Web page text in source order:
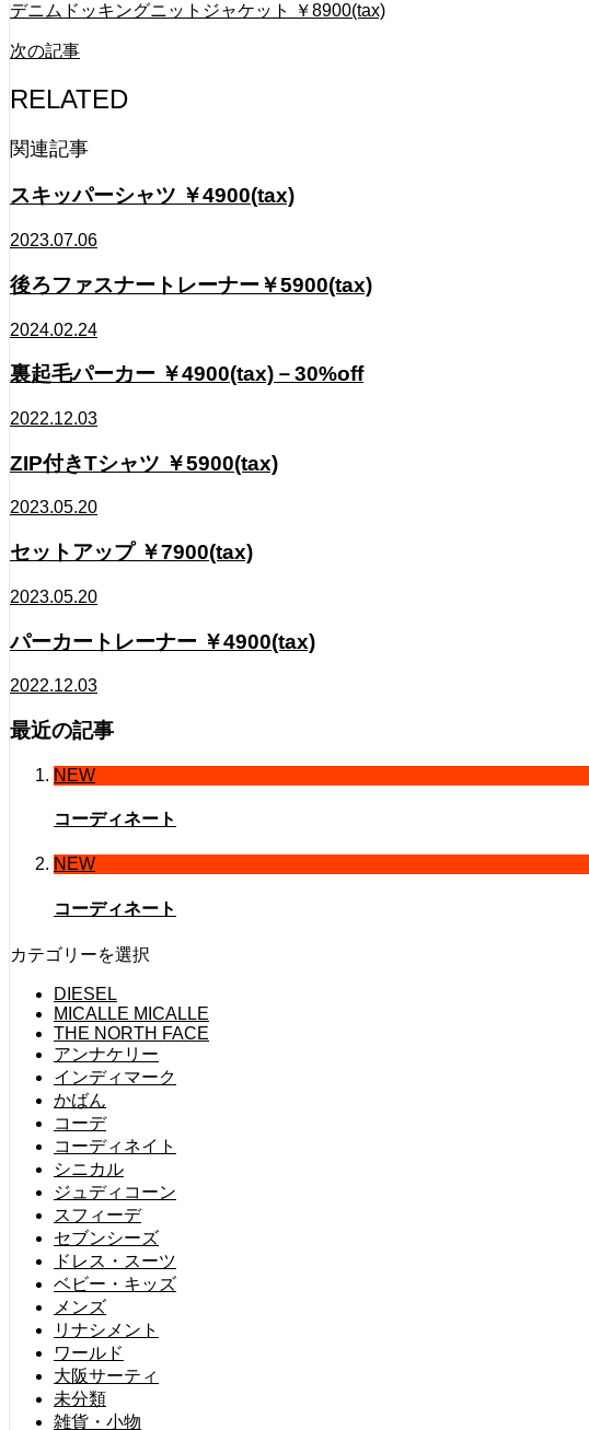
デニムドッキングニットジャケット ￥8900(tax)
次の記事
RELATED
関連記事
スキッパーシャツ ￥4900(tax)
2023.07.06
後ろファスナートレーナー￥5900(tax)
2024.02.24
裏起毛パーカー ￥4900(tax)－30%off
2022.12.03
ZIP付きTシャツ ￥5900(tax)
2023.05.20
セットアップ ￥7900(tax)
2023.05.20
パーカートレーナー ￥4900(tax)
2022.12.03
最近の記事
NEW
コーディネート
NEW
コーディネート
カテゴリーを選択
DIESEL
MICALLE MICALLE
THE NORTH FACE
アンナケリー
インディマーク
かばん
コーデ
コーディネイト
シニカル
ジュディコーン
スフィーデ
セブンシーズ
ドレス・スーツ
ベビー・キッズ
メンズ
リナシメント
ワールド
大阪サーティ
未分類
雑貨・小物